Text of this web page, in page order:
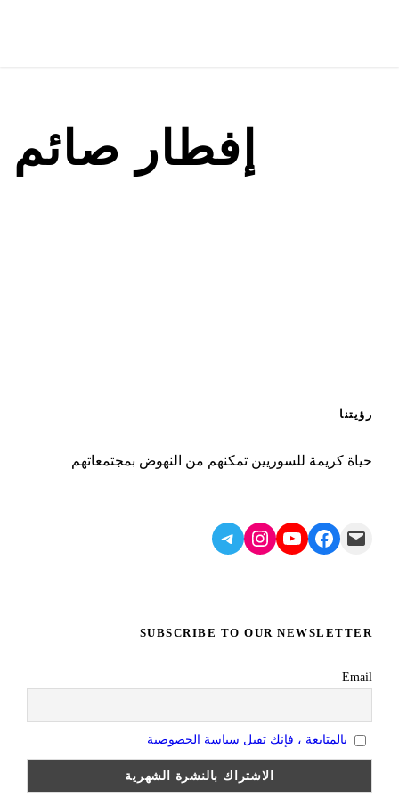
إفطار صائم
رؤيتنا
حياة كريمة للسوريين تمكنهم من النهوض بمجتمعاتهم
Mail
Facebook
YouTube
Instagram
Telegram
SUBSCRIBE TO OUR NEWSLETTER
Email
بالمتابعة ، فإنك تقبل سياسة الخصوصية